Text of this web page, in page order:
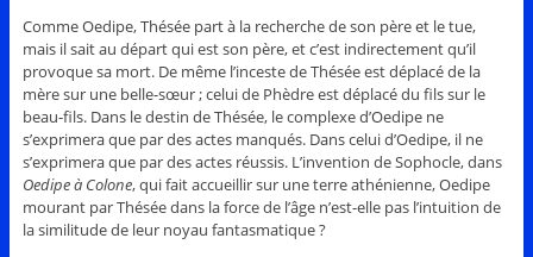
Comme Oedipe, Thésée part à la recherche de son père et le tue,
mais il sait au départ qui est son père, et c’est indirectement qu’il
provoque sa mort. De même l’inceste de Thésée est déplacé de la
mère sur une belle-sœur ; celui de Phèdre est déplacé du fils sur le
beau-fils. Dans le destin de Thésée, le complexe d’Oedipe ne
s’exprimera que par des actes manqués. Dans celui d’Oedipe, il ne
s’exprimera que par des actes réussis. L’invention de Sophocle, dans
Oedipe à Colone, qui fait accueillir sur une terre athénienne, Oedipe
mourant par Thésée dans la force de l’âge n’est-elle pas l’intuition de
la similitude de leur noyau fantasmatique ?